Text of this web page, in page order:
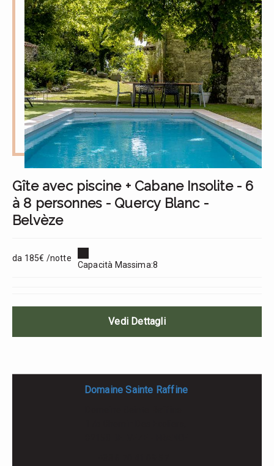
Gîte avec piscine + Cabane Insolite - 6
à 8 personnes - Quercy Blanc -
Belvèze
da 185€ /notte
Capacità Massima:8
Vedi Dettagli
Domaine Sainte Raffine